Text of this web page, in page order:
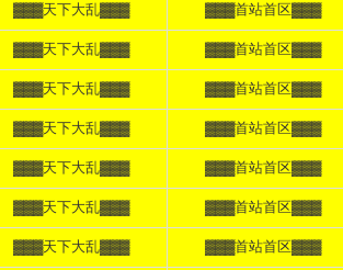
▓▓▓天下大乱▓▓▓ ▓▓▓首站首区▓▓▓
▓▓▓天下大乱▓▓▓ ▓▓▓首站首区▓▓▓
▓▓▓天下大乱▓▓▓ ▓▓▓首站首区▓▓▓
▓▓▓天下大乱▓▓▓ ▓▓▓首站首区▓▓▓
▓▓▓天下大乱▓▓▓ ▓▓▓首站首区▓▓▓
▓▓▓天下大乱▓▓▓ ▓▓▓首站首区▓▓▓
▓▓▓天下大乱▓▓▓ ▓▓▓首站首区▓▓▓